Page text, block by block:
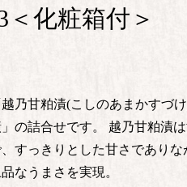
化粧箱付＞
乃甘粕漬(こしのあまかすづ
の詰合せです。 越乃甘粕漬
すっきりとした甘さであり
なうまさを実現。